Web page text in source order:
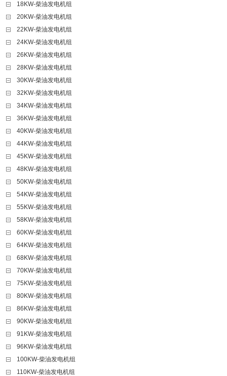
18KW-柴油发电机组
20KW-柴油发电机组
22KW-柴油发电机组
24KW-柴油发电机组
26KW-柴油发电机组
28KW-柴油发电机组
30KW-柴油发电机组
32KW-柴油发电机组
34KW-柴油发电机组
36KW-柴油发电机组
40KW-柴油发电机组
44KW-柴油发电机组
45KW-柴油发电机组
48KW-柴油发电机组
50KW-柴油发电机组
54KW-柴油发电机组
55KW-柴油发电机组
58KW-柴油发电机组
60KW-柴油发电机组
64KW-柴油发电机组
68KW-柴油发电机组
70KW-柴油发电机组
75KW-柴油发电机组
80KW-柴油发电机组
86KW-柴油发电机组
90KW-柴油发电机组
91KW-柴油发电机组
96KW-柴油发电机组
100KW-柴油发电机组
110KW-柴油发电机组